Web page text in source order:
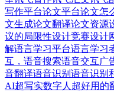
写作平台论文平台论文怎
文生成论文翻译论文资源
议的局限性设计竞赛设计
解语言学习平台语言学习
互，语音搜索语音交互广
音翻译语音识别 语音识别
AI超写实数字人 超好用的